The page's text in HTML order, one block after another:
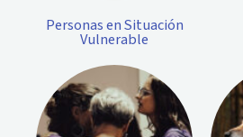
Personas en Situación
Vulnerable